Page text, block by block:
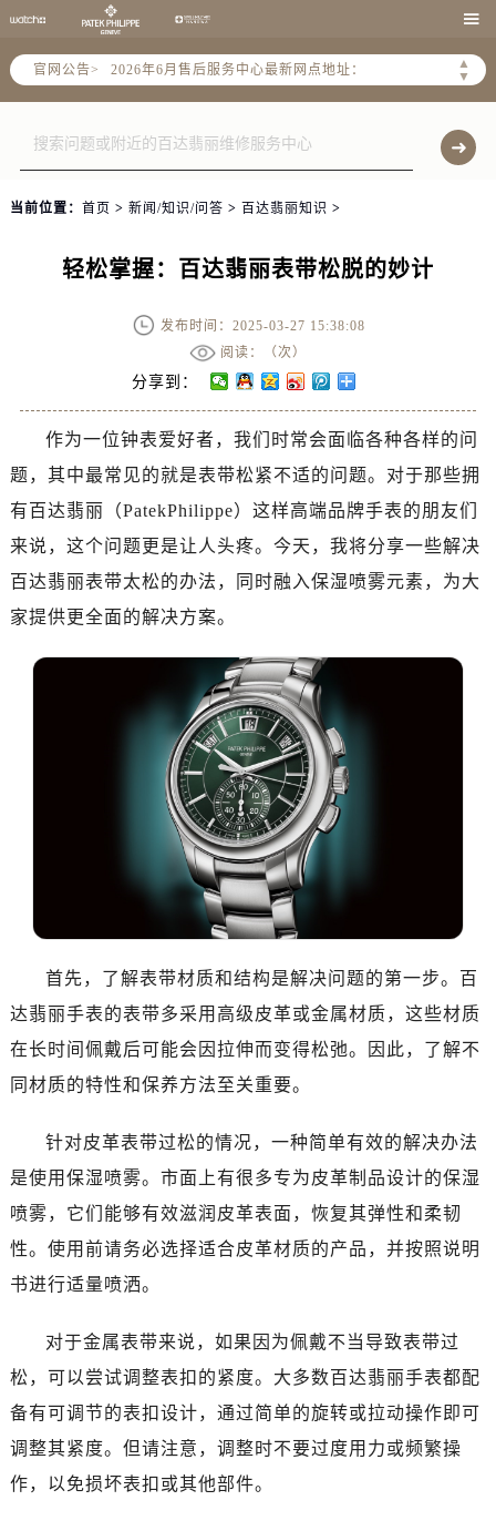

官网公告>
▲
▼
2026年6月北京市售后服务网络优化升级公告
2026年6月北京市官方售后客户服务热线：
2026年6月售后服务中心最新网点地址：
北京市东城区东长安街1号东方广场写字楼W3座6层602室（需提前预约）
北京市朝阳区建国门外大街甲6号华熙国际中心写字楼D座11层1102室（需提前预约）
北京市朝阳区建国门外大街甲6号华熙国际中心D座11层1102室售后服务中心（需提前预约）
当前位置： 首页 > 新闻/知识/问答 > 百达翡丽知识 >
轻松掌握：百达翡丽表带松脱的妙计
发布时间：2025-03-27 15:38:08
阅读：（次）
分享到：
作为一位钟表爱好者，我们时常会面临各种各样的问
题，其中最常见的就是表带松紧不适的问题。对于那些拥
有百达翡丽（PatekPhilippe）这样高端品牌手表的朋友们
来说，这个问题更是让人头疼。今天，我将分享一些解决
百达翡丽表带太松的办法，同时融入保湿喷雾元素，为大
家提供更全面的解决方案。
首先，了解表带材质和结构是解决问题的第一步。百
达翡丽手表的表带多采用高级皮革或金属材质，这些材质
在长时间佩戴后可能会因拉伸而变得松弛。因此，了解不
同材质的特性和保养方法至关重要。
针对皮革表带过松的情况，一种简单有效的解决办法
是使用保湿喷雾。市面上有很多专为皮革制品设计的保湿
喷雾，它们能够有效滋润皮革表面，恢复其弹性和柔韧
性。使用前请务必选择适合皮革材质的产品，并按照说明
书进行适量喷洒。
对于金属表带来说，如果因为佩戴不当导致表带过
松，可以尝试调整表扣的紧度。大多数百达翡丽手表都配
备有可调节的表扣设计，通过简单的旋转或拉动操作即可
调整其紧度。但请注意，调整时不要过度用力或频繁操
作，以免损坏表扣或其他部件。